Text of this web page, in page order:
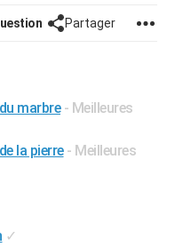
Partager
marbre - Meilleures
la pierre - Meilleures
✓